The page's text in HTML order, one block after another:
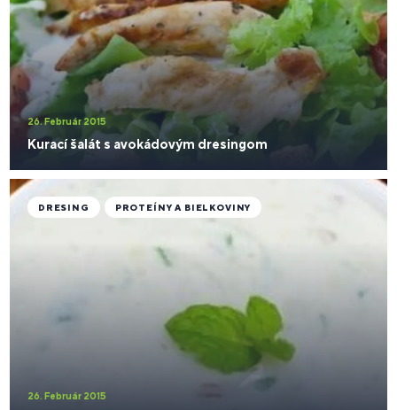
26. Február 2015
Kurací šalát s avokádovým dresingom
26. Február 2015
DRESING PROTEÍNY A BIELKOVINY